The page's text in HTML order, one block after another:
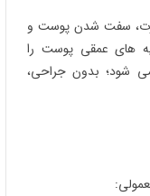
سفت شدن پوست و
های عمقی پوست را
شود؛ بدون جراحی،